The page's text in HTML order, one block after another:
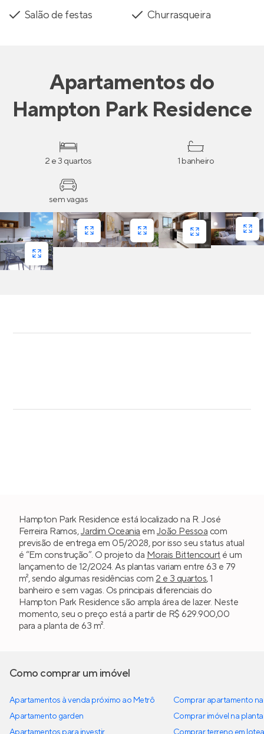
Salão de festas Churrasqueira
Apartamentosdo
Hampton Park Residence
2 e 3 quartos 1 banheiro
sem vagas
Hampton Park Residence está localizado na R. José
Ferreira Ramos,Jardim Oceania em João Pessoa com
previsão de entrega em 05/2028, por isso seu status atual
é “Em construção”. O projeto da Morais Bittencourté um
lançamento de 12/2024. As plantas variam entre 63 e 79
m², sendo algumas residências com 2 e 3 quartos, 1
banheiro e sem vagas. Os principais diferenciais do
Hampton Park Residence são ampla área de lazer. Neste
momento, seu o preço está a partir de R$ 629.900,00
para a planta de 63 m².
Como comprar um imóvel
Apartamentos à venda próximo ao Metrô
Apartamento garden
Comprar apartamento
Comprar imóvel na planta